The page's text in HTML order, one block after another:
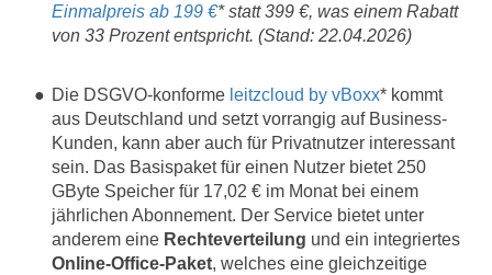
Einmalpreis ab 199 €* statt 399 €, was einem Rabatt
von 33 Prozent entspricht. (Stand: 22.04.2026)
Die DSGVO-konforme leitzcloud by vBoxx* kommt
aus Deutschland und setzt vorrangig auf Business-
Kunden, kann aber auch für Privatnutzer interessant
sein. Das Basispaket für einen Nutzer bietet 250
GByte Speicher für 17,02 € im Monat bei einem
jährlichen Abonnement. Der Service bietet unter
anderem eine Rechteverteilung und ein integriertes
Online-Office-Paket, welches eine gleichzeitige